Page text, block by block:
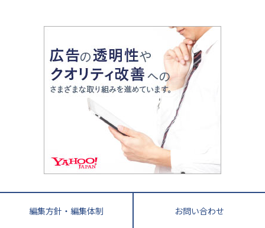
大阪府
兵庫県 京都府 奈良県
和歌山県
鳥取県
島根県 岡山県 広島県
香川県
高知県
長崎県 熊本県
鹿児島県 沖縄県
教育全般
中学受験に熱心な市区町村ランキング
小学校受験
家庭教師
運動と遊びを考える
情報Ⅰ、数学が苦手な人注目！最短距離の学力
アップ法
悩み多き「大学受験」相談室
英語・英会話・英検対策
小学校教師が解説！中学受験のリアル
教育ジャーナリストが徹底解説！ 大学受験の羅
大学入試改革
ママテクエグザム
進化する中高一貫校・高校
編集方針・編集体制 お問い合わせ